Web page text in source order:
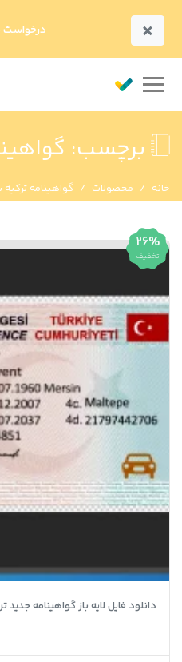
× درخواست
برچسب:
خانه محصولات گواهینامه
26%
تخفیف
دانلود فایل لایه باز گواهینامه جدید